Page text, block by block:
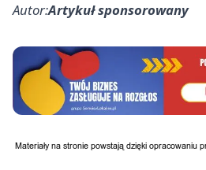
Autor:Artykuł sponsorowany